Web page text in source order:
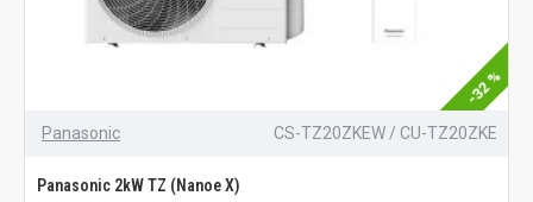
-32 %
Panasonic CS-TZ20ZKEW / CU-TZ20ZKE
Panasonic 2kW TZ (Nanoe X)